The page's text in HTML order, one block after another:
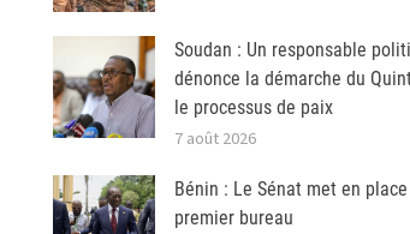
Soudan : Un responsable
dénonce la démarche du
le processus de paix
7 août 2026
Bénin : Le Sénat met en
premier bureau